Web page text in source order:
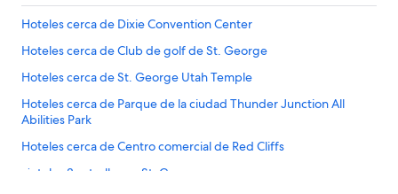
Hoteles cerca de Dixie Convention Center
Hoteles cerca de Club de golf de St. George
Hoteles cerca de St. George Utah Temple
Hoteles cerca de Parque de la ciudad Thunder Junction All
Abilities Park
Hoteles cerca de Centro comercial de Red Cliffs
Hoteles 3 estrellas en St. George